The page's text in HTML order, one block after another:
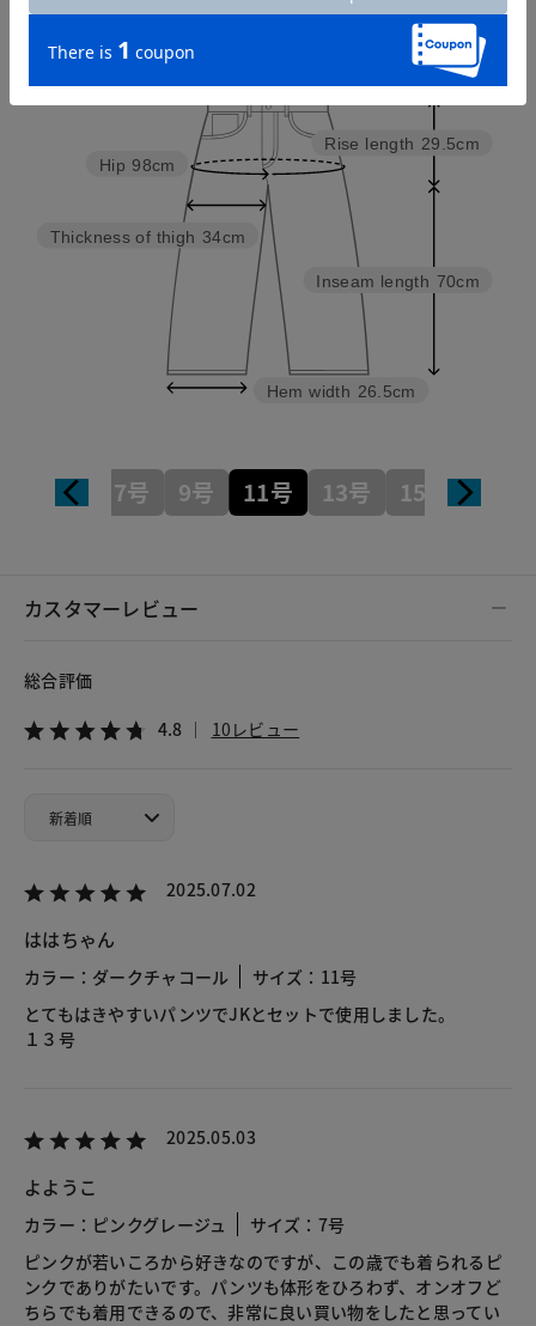
Inseam length 70cm
Rise length 29.5cm
Hem width 26.5cm
Thickness of thigh 34cm
Hip 98cm
7号 9号 11号 13号 15号
カスタマーレビュー
総合評価
4.8 10レビュー
2025.07.02
ははちゃん
カラー：ダークチャコール
サイズ：11号
とてもはきやすいパンツでJKとセットで使用しました。
１３号
2025.05.03
よようこ
カラー：ピンクグレージュ
サイズ：7号
ピンクが若いころから好きなのですが、この歳でも着られるピ
ンクでありがたいです。パンツも体形をひろわず、オンオフど
ちらでも着用できるので、非常に良い買い物をしたと思ってい